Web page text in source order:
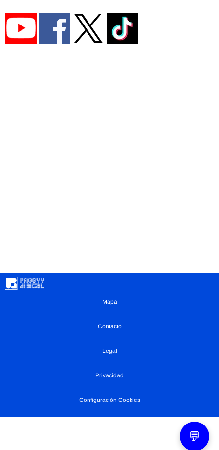
Mapa
Contacto
Legal
Privacidad
Configuración Cookies
💬